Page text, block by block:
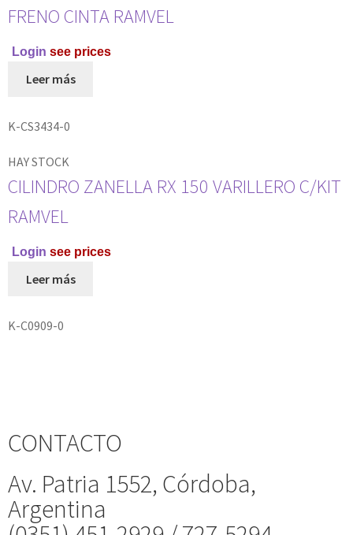
K-CS3434-0
FRENO CINTA RAMVEL
Login see prices
Leer más
K-C0909-0
HAY STOCK
CILINDRO ZANELLA RX 150 VARILLERO C/KIT
RAMVEL
Login see prices
Leer más
CONTACTO
Av. Patria 1552, Córdoba,
Argentina